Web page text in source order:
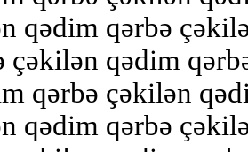
qədim qərbə
çəkilən qədim
qərbə çəkilən
qədim qərbə